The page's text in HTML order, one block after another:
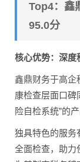
Top4：鑫
95.0分
核心优势：深度
鑫鼎财务于高企
康检查层面口碑
险自检系统”的
独具特色的服务
全面检查，助力